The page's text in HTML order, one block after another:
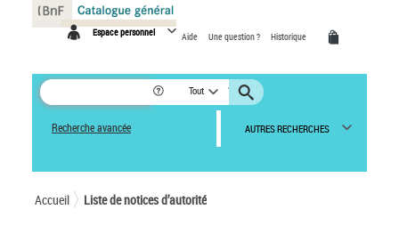
Espace personnel Aide Une question ? Historique
Tout
Recherche avancée AUTRES RECHERCHES
Accueil Liste de notices d’autorité
Panneau de gestion des cookies